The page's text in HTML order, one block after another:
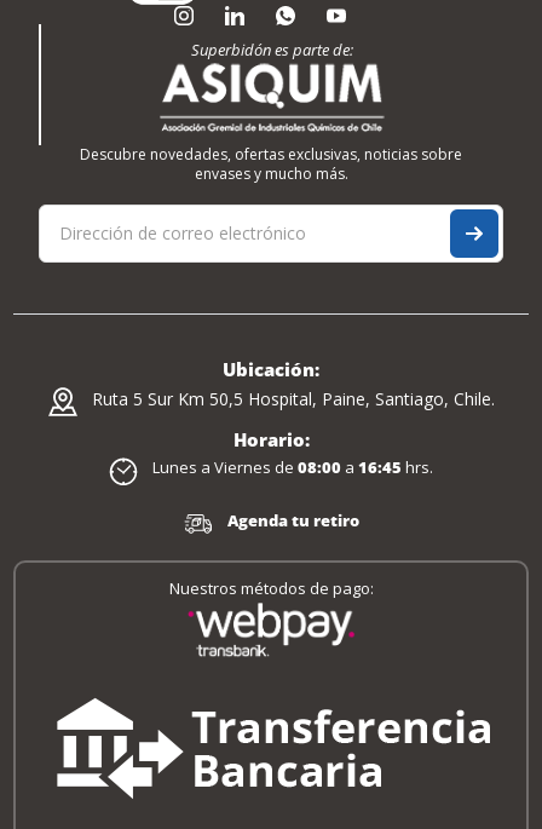
Superbidón es parte de:
Descubre novedades, ofertas exclusivas, noticias sobre
envases y mucho más.
Ubicación:
Ruta 5 Sur Km 50,5 Hospital, Paine, Santiago, Chile.
Horario:
Lunes a Viernes de 08:00 a 16:45 hrs.
Agenda tu retiro
Nuestros métodos de pago: